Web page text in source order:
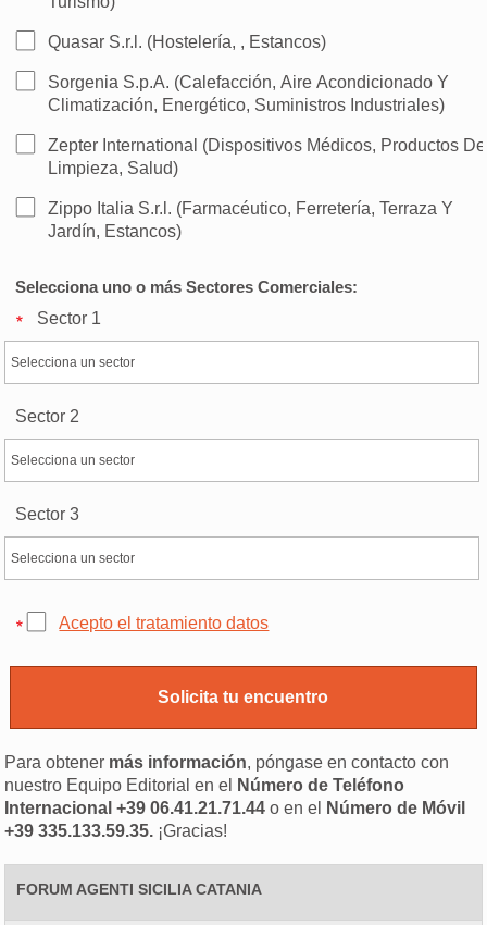
Quasar S.r.l. (Hostelería, , Estancos)
Sorgenia S.p.A. (Calefacción, Aire Acondicionado Y
Climatización, Energético, Suministros Industriales)
Zepter International (Dispositivos Médicos, Productos De
Limpieza, Salud)
Zippo Italia S.r.l. (Farmacéutico, Ferretería, Terraza Y
Jardín, Estancos)
Selecciona uno o más Sectores Comerciales:
Sector 1
Sector 2
Sector 3
Acepto el tratamiento datos
Para obtener más información, póngase en contacto con
nuestro Equipo Editorial en el
Número de Teléfono
Internacional +39 06.41.21.71.44 o en el
Número de Móvil
+39 335.133.59.35. ¡Gracias!
FORUM AGENTI SICILIA CATANIA